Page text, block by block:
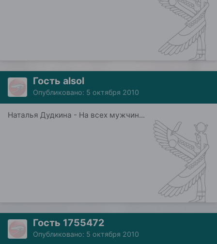
Гость alsol
Опубликовано: 5 октября 2010
Наталья Дудкина - На всех мужчин...
Гость 1755472
Опубликовано: 5 октября 2010